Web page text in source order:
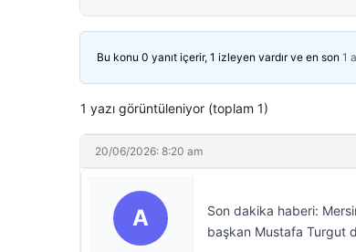
Bu konu 0 yanıt içerir, 1 izleyen vardır ve en son 1
1 yazı görüntüleniyor (toplam 1)
20/06/2026: 8:20 am
A
Son dakika haberi:
başkan Mustafa Turgut